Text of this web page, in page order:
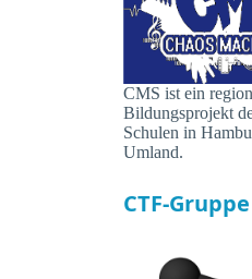
CMS ist ein
Bildungsprojekt
Schulen in
Umland.
CTF-Gruppe